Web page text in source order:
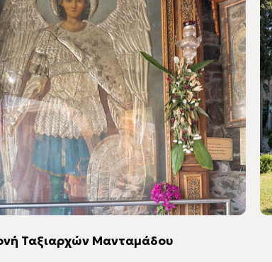
Ταξιαρχών Μανταμάδου